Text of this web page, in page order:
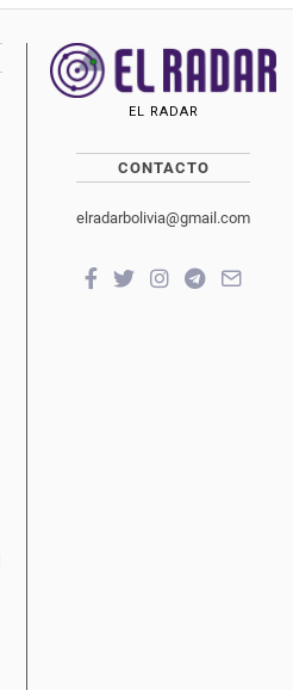
EL RADAR
CONTACTO
elradarbolivia@gmail.com